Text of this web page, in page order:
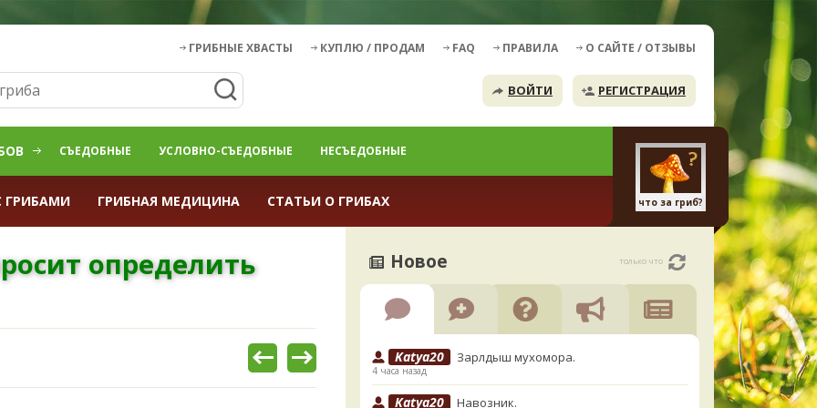
ГРИБНЫЕ ХВАСТЫ КУПЛЮ / ПРОДАМ FAQ ПРАВИЛА О САЙТЕ / ОТЗЫВЫ
ВОЙТИ РЕГИСТРАЦИЯ
СЪЕДОБНЫЕ УСЛОВНО-СЪЕДОБНЫЕ НЕСЪЕДОБНЫЕ
ГРИБАМИ ГРИБНАЯ МЕДИЦИНА СТАТЬИ О ГРИБАХ что за гриб?
определить
Новое только что
Katya20 Зарлдыш мухомора.
4 часа назад
Katya20 Навозник.